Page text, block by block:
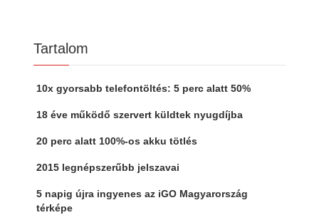
Tartalom
10x gyorsabb telefontöltés: 5 perc alatt 50%
18 éve működő szervert küldtek nyugdíjba
20 perc alatt 100%-os akku tötlés
2015 legnépszerűbb jelszavai
5 napig újra ingyenes az iGO Magyarország
térképe